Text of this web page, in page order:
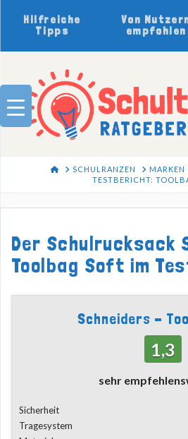
Hilfreiche
Tipps
Von
empfohlen
HOMESCHULRANZEN MARKEN
TESTBERICHT:
Der Schulrucksack
Toolbag Soft im
Schneiders -
1,3
sehr
Sicherheit
Tragesystem